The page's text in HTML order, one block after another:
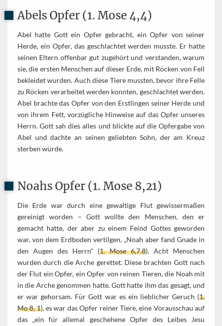
Abels Opfer (1. Mose 4,4)
Abel hatte Gott ein Opfer gebracht, ein Opfer von seiner
Herde, ein Opfer, das geschlachtet werden musste. Er hatte
seinen Eltern offenbar gut zugehört und verstanden, warum
sie, die ersten Menschen auf dieser Erde, mit Röcken von Fell
bekleidet wurden. Auch diese Tiere mussten, bevor ihre Felle
zu Röcken verarbeitet werden konnten, geschlachtet werden.
Abel brachte das Opfer von den Erstlingen seiner Herde und
von ihrem Fett, vorzügliche Hinweise auf das Opfer unseres
Herrn. Gott sah dies alles und blickte auf die Opfergabe von
Abel und dachte an seinen geliebten Sohn, der am Kreuz
sterben würde.
Noahs Opfer (1. Mose 8,21)
Die Erde war durch eine gewaltige Flut gewissermaßen
gereinigt worden – Gott wollte den Menschen, den er
gemacht hatte, der aber zu einem Feind Gottes geworden
war, von dem Erdboden vertilgen, „Noah aber fand Gnade in
den Augen des Herrn“ (1. Mose 6,7.8). Acht Menschen
wurden durch die Arche gerettet. Diese brachten Gott nach
der Flut ein Opfer, ein Opfer von reinen Tieren, die Noah mit
in die Arche genommen hatte. Gott hatte ihm das gesagt, und
er war gehorsam. Für Gott war es ein lieblicher Geruch (1.
Mo 8, 1), es war das Opfer reiner Tiere, eine Vorausschau auf
das „ein für allemal geschehene Opfer des Leibes Jesu